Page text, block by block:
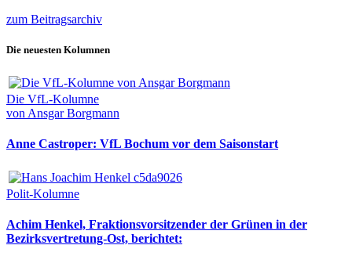
zum Beitragsarchiv
Die neuesten Kolumnen
Die VfL-Kolumne
von Ansgar Borgmann
Anne Castroper: VfL Bochum vor dem Saisonstart
Polit-Kolumne
Achim Henkel, Fraktionsvorsitzender der Grünen in der
Bezirksvertretung-Ost, berichtet: